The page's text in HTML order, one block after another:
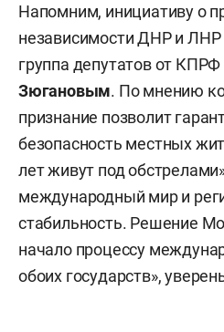
Напомним, инициативу о
независимости ДНР и ЛНР
группа депутатов от КПРФ
Зюгановым. По мнению
признание позволит
безопасность местных
лет живут под
международный мир и
стабильность. Решение
начало процессу
обоих государств»,